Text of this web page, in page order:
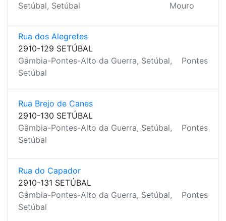
Setúbal, Setúbal
Mouro
Rua dos Alegretes
2910-129 SETÚBAL
Gâmbia-Pontes-Alto da Guerra, Setúbal,
Setúbal
Pontes
Rua Brejo de Canes
2910-130 SETÚBAL
Gâmbia-Pontes-Alto da Guerra, Setúbal,
Setúbal
Pontes
Rua do Capador
2910-131 SETÚBAL
Gâmbia-Pontes-Alto da Guerra, Setúbal,
Setúbal
Pontes